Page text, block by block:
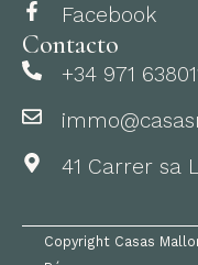
Facebook
Contacto
+34 971
41 Carrer sa
Copyright Casas